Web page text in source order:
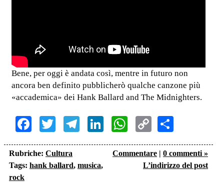
Bene, per oggi è andata così, mentre in futuro non
ancora ben definito pubblicherò qualche canzone più
«accademica» dei Hank Ballard and The Midnighters.
Facebook
TwitterTelegram
LinkedInWhatsApp
Copy
Link
Rubriche: Cultura
Tags: hank ballard, musica,
rock
Commentare | 0 commenti »
L’indirizzo del post